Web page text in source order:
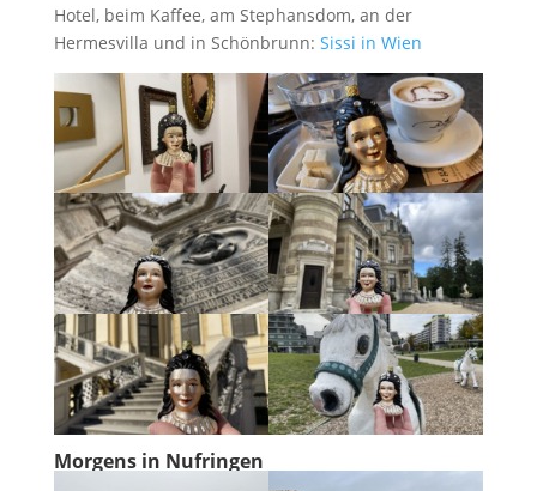
Hotel, beim Kaffee, am Stephansdom, an der
Hermesvilla und in Schönbrunn: Sissi in Wien
Morgens in Nufringen